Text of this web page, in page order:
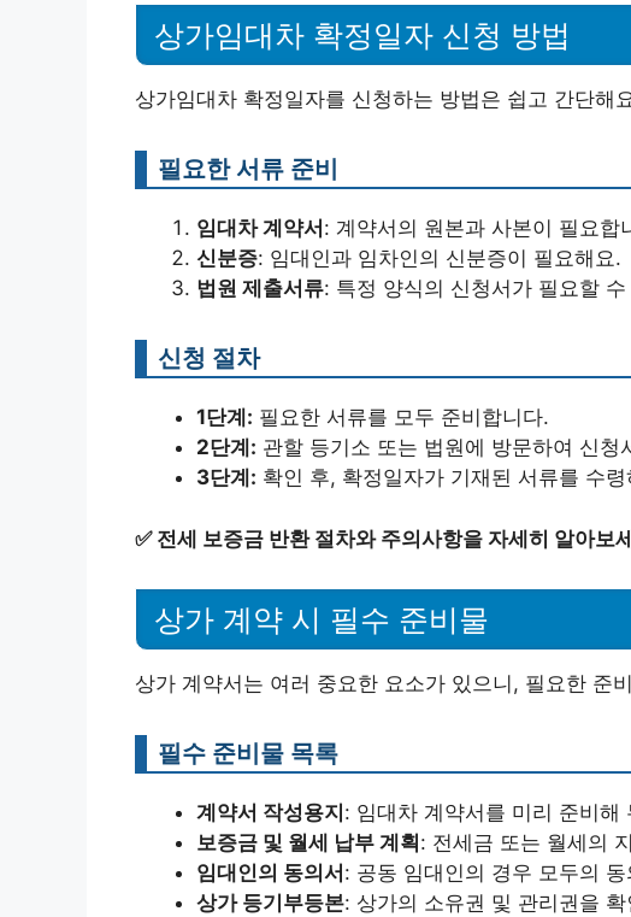
상가임대차 확정일자 신청 방법
상가임대차 확정일자를 신청하는 방법은 쉽고 간단해
필요한 서류 준비
임대차 계약서 : 계약서의 원본과 사본이 필요합
신분증: 임대인과 임차인의 신분증이 필요해요.
법원 제출서류: 특정 양식의 신청서가 필요할
신청 절차
1단계: 필요한 서류를 모두 준비합니다.
2단계: 관할 등기소 또는 법원에 방문하여 신청
3단계: 확인 후, 확정일자가 기재된 서류를 수
✅ 전세 보증금 반환 절차와 주의사항을 자세히 알아보
상가 계약 시 필수 준비물
상가 계약서는 여러 중요한 요소가 있으니, 필요한 준
필수 준비물 목록
계약서 작성용지 : 임대차 계약서를 미리 준비해
보증금 및 월세 납부 계획 : 전세금 또는 월세의
임대인의 동의서 : 공동 임대인의 경우 모두의
상가 등기부등본: 상가의 소유권 및 관리권을